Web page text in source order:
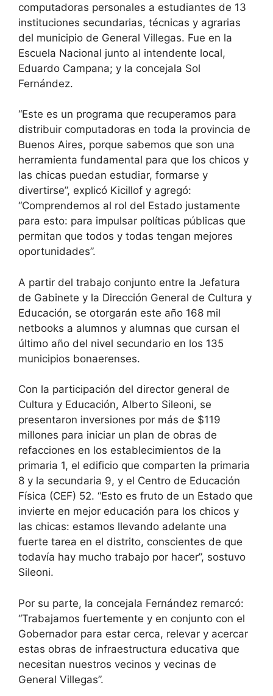
computadoras personales a estudiantes de 13
instituciones secundarias, técnicas y agrarias
del municipio de General Villegas. Fue en la
Escuela Nacional junto al intendente local,
Eduardo Campana; y la concejala Sol
Fernández.
“Este es un programa que recuperamos para
distribuir computadoras en toda la provincia de
Buenos Aires, porque sabemos que son una
herramienta fundamental para que los chicos y
las chicas puedan estudiar, formarse y
divertirse”, explicó Kicillof y agregó:
“Comprendemos al rol del Estado justamente
para esto: para impulsar políticas públicas que
permitan que todos y todas tengan mejores
oportunidades”.
A partir del trabajo conjunto entre la Jefatura
de Gabinete y la Dirección General de Cultura y
Educación, se otorgarán este año 168 mil
netbooks a alumnos y alumnas que cursan el
último año del nivel secundario en los 135
municipios bonaerenses.
Con la participación del director general de
Cultura y Educación, Alberto Sileoni, se
presentaron inversiones por más de $119
millones para iniciar un plan de obras de
refacciones en los establecimientos de la
primaria 1, el edificio que comparten la primaria
8 y la secundaria 9, y el Centro de Educación
Física (CEF) 52. “Esto es fruto de un Estado que
invierte en mejor educación para los chicos y
las chicas: estamos llevando adelante una
fuerte tarea en el distrito, conscientes de que
todavía hay mucho trabajo por hacer”, sostuvo
Sileoni.
Por su parte, la concejala Fernández remarcó:
“Trabajamos fuertemente y en conjunto con el
Gobernador para estar cerca, relevar y acercar
estas obras de infraestructura educativa que
necesitan nuestros vecinos y vecinas de
General Villegas”.